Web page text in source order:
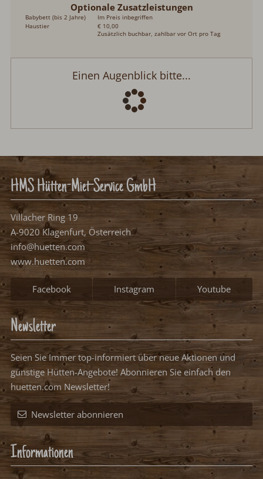
Optionale Zusatzleistungen
Babybett (bis 2 Jahre)
Im Preis inbegriffen
Haustier
€ 10,00
Zusätzlich buchbar, zahlbar vor Ort pro Tag
Einen Augenblick bitte...
HMS Hütten-Miet-Service GmbH
Villacher Ring 19
A-9020 Klagenfurt, Österreich
info@huetten.com
www.huetten.com
Facebook Instagram Youtube
Newsletter
Seien Sie Immer top-informiert über neue Aktionen und
günstige Hütten-Angebote! Abonnieren Sie einfach den
huetten.com Newsletter!
Newsletter abonnieren
Informationen